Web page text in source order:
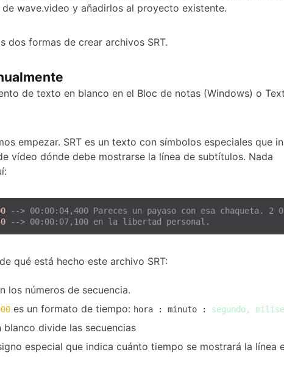
wave.video y añadirlos al proyecto existente.
dos formas de crear archivos SRT.
de texto en blanco en el Bloc de notas (Windows) o
empezar. SRT es un texto con símbolos especiales que
vídeo dónde debe mostrarse la línea de subtítulos. Nada
--> 00:00:04,400 Pareces un payaso con esa
--> 00:00:07,100 en la libertad personal.
qué está hecho este archivo SRT:
los números de secuencia.
es un formato de tiempo: hora : minuto : segundo,
blanco divide las secuencias
especial que indica cuánto tiempo se mostrará la línea